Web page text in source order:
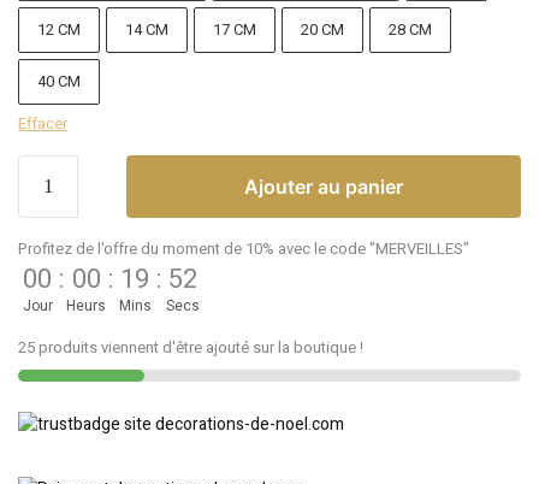
12 CM 14 CM 17 CM 20 CM 28 CM
40 CM
Effacer
Ajouter au panier
Profitez de l'offre du moment de 10% avec le code "MERVEILLES"
00
Jour
: 00
Heurs
: 19
Mins
: 52
Secs
25 produits viennent d'être ajouté sur la boutique !